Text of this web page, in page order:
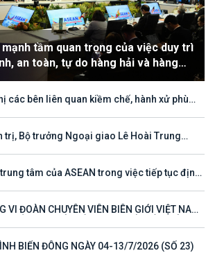
mạnh tầm quan trọng của việc duy trì
an toàn, tự do hàng hải và hàng
các bên liên quan kiềm chế, hành xử phù
quyền kinh tế và thềm lục địa của quốc gia
trị, Bộ trưởng Ngoại giao Lê Hoài Trung
tâm của ASEAN trong việc tiếp tục định
VI ĐOÀN CHUYÊN VIÊN BIÊN GIỚI VIỆT NAM
BIỂN ĐÔNG NGÀY 04-13/7/2026 (SỐ 23)